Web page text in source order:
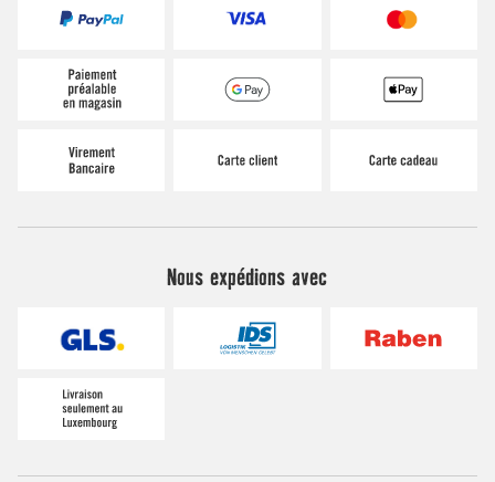
Nous expédions avec